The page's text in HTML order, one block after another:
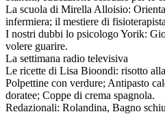
La scuola di Mirella Alloisio:
infermiera; il mestiere di
I nostri dubbi lo psicologo Yorik:
volere guarire.
La settimana radio televisiva
Le ricette di Lisa Bioondi: risotto
Polpettine con verdure; Antipasto
doratee; Coppe di crema spagnola.
Redazionali: Rolandina, Bagno